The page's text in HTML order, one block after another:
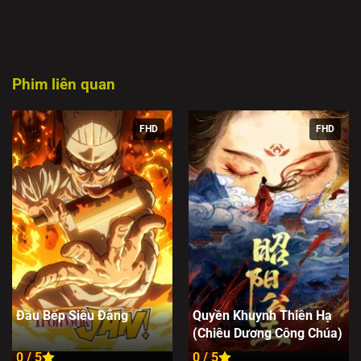
Phim liên quan
FHD
Đầu Bếp Siêu Đẳng
0 / 5
FHD
Quyền Khuynh Thiên Hạ
(Chiêu Dương Công Chúa)
0 / 5